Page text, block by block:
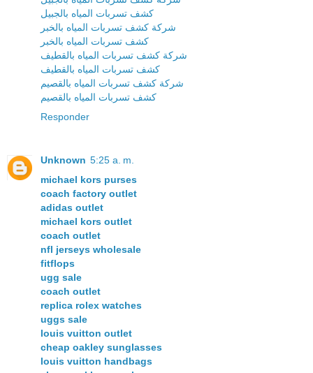
كشف تسربات المياه بالجبيل
شركة كشف تسربات المياه بالخبر
كشف تسربات المياه بالخبر
شركة كشف تسربات المياه بالقطيف
كشف تسربات المياه بالقطيف
شركة كشف تسربات المياه بالقصيم
كشف تسربات المياه بالقصيم
Responder
Unknown 5:25 a. m.
michael kors purses
coach factory outlet
adidas outlet
michael kors outlet
coach outlet
nfl jerseys wholesale
fitflops
ugg sale
coach outlet
replica rolex watches
uggs sale
louis vuitton outlet
cheap oakley sunglasses
louis vuitton handbags